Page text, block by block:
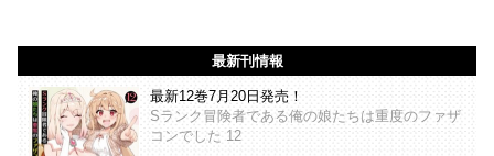
最新刊情報
最新12巻7月20日発売！
Sランク冒険者である俺の娘たちは重度のファザ
コンでした 12